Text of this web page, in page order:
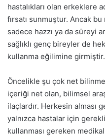
hastalıkları olan erkeklere
fırsatı sunmuştur. Ancak
sadece hazzı ya da süreyi
sağlıklı genç bireyler de
kullanma eğilimine girmiştir.
Öncelikle şu çok net
içeriği net olan, bilimsel
ilaçlardır. Herkesin alması
yalnızca hastalar için
kullanması gereken